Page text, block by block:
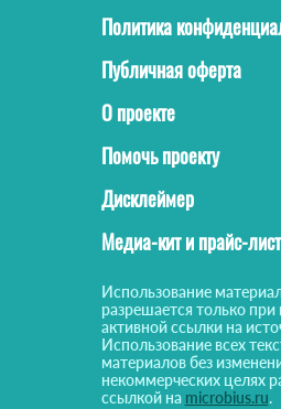
Политика
Публичная оферта
О проекте
Помочь проекту
Дисклеймер
Медиа-кит и прайс-лист
Использование
разрешается только при
активной ссылки на
Использование всех
материалов без
некоммерческих целях
ссылкой на microbius.ru.